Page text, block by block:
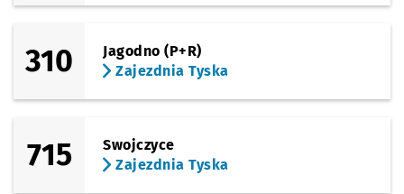
310
Jagodno (P+R)
Zajezdnia Tyska
715
Swojczyce
Zajezdnia Tyska